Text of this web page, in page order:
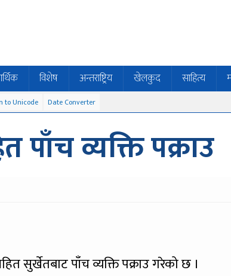
विशेष अन्तराष्ट्रिय खेलकुद साहित्य
to Unicode Date Converter
पाँच व्यक्ति पक्राउ
सुर्खेतबाट पाँच व्यक्ति पक्राउ गरेको छ ।